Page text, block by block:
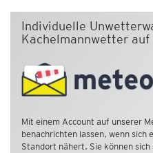
Individuelle
Kachelmannwetter
Mit einem Account auf unserer
benachrichten lassen, wenn
Standort nähert. Sie können